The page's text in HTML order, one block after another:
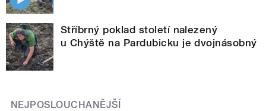
Stříbrný poklad století nalezený
u Chýště na Pardubicku je dvojnásobný
NEJPOSLOUCHANĚJŠÍ